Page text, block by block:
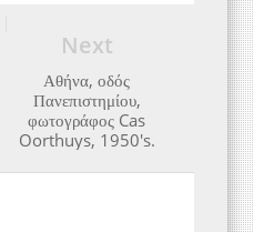
Next
Αθήνα, οδός
Πανεπιστημίου,
φωτογράφος Cas
Oorthuys, 1950's.